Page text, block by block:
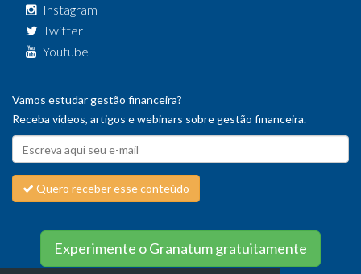
Instagram
Twitter
Youtube
Vamos estudar gestão financeira?
Receba vídeos, artigos e webinars sobre gestão financeira.
Quero receber esse conteúdo
Experimente o Granatum gratuitamente